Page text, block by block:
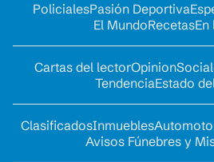
PolicialesPasión Deportiva
El MundoRecetasEn
Cartas del lectorOpinion
TendenciaEstado
ClasificadosInmuebles
Avisos Fúnebres y